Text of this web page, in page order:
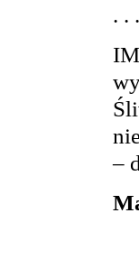
. . .
–